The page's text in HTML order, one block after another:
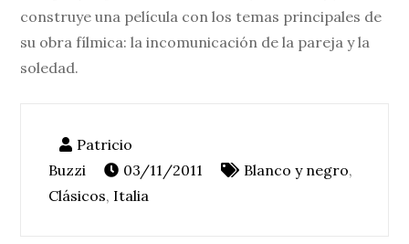
construye una pelí­cula con los temas principales de
su obra fí­lmica: la incomunicación de la pareja y la
soledad.
03/11/2011 Blanco y negro,
Clásicos, Italia